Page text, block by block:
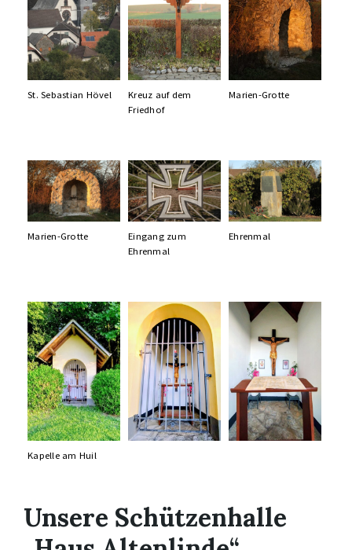
St. Sebastian Hövel
Kreuz auf dem
Friedhof
Marien-Grotte
Marien-Grotte
Eingang zum
Ehrenmal
Ehrenmal
Kapelle am Huil
Unsere Schützenhalle